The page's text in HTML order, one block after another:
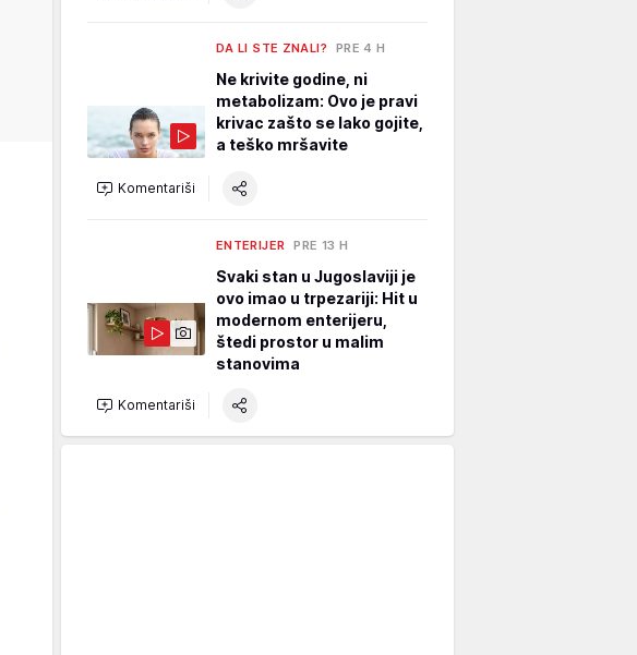
DA LI STE ZNALI? PRE 4 H
Ne krivite godine, ni
metabolizam: Ovo je pravi
krivac zašto se lako gojite,
a teško mršavite
Komentariši
ENTERIJER PRE 13 H
Svaki stan u Jugoslaviji je
ovo imao u trpezariji: Hit u
modernom enterijeru,
štedi prostor u malim
stanovima
Komentariši